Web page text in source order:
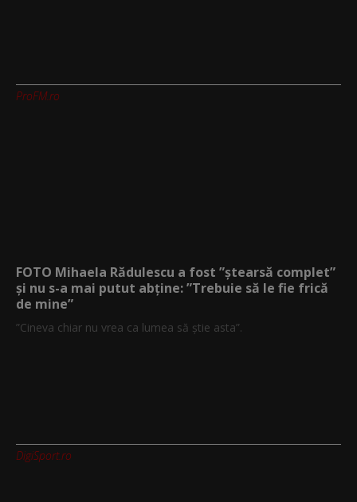
ProFM.ro
FOTO Mihaela Rădulescu a fost ”ștearsă complet”
și nu s-a mai putut abține: ”Trebuie să le fie frică
de mine”
”Cineva chiar nu vrea ca lumea să știe asta”.
DigiSport.ro